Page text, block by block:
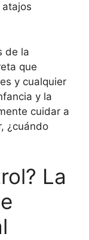
de la
que
y cualquier
y la
cuidar a
¿cuándo
La